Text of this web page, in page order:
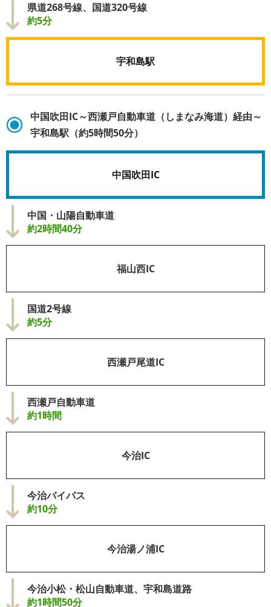
県道268号線、国道320号線
約5分
宇和島駅
中国吹田IC～西瀬戸自動車道（しまなみ海道）経由～
宇和島駅（約5時間50分）
中国吹田IC
中国・山陽自動車道
約2時間40分
福山西IC
国道2号線
約5分
西瀬戸尾道IC
西瀬戸自動車道
約1時間
今治IC
今治バイパス
約10分
今治湯ノ浦IC
今治小松・松山自動車道、宇和島道路
約1時間50分